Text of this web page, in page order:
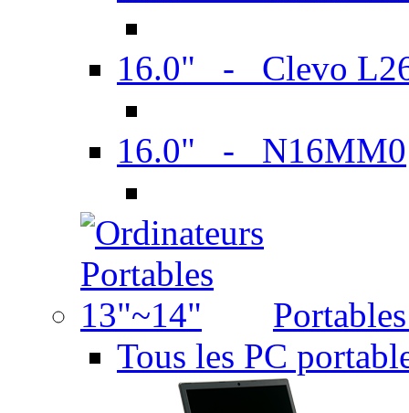
16.0" - Clevo
16.0" - N16MM0
Tous les PC